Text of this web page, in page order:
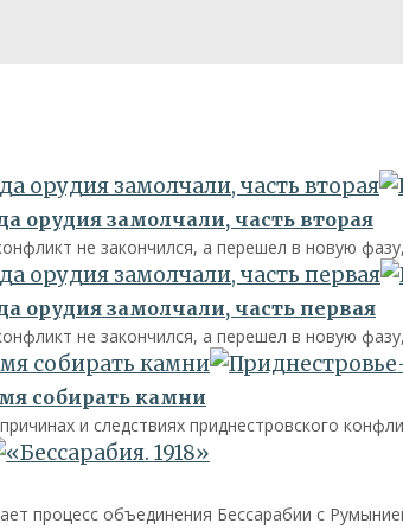
орудия замолчали, часть вторая
орудия замолчали, часть вторая
не закончился, а перешел в новую
орудия замолчали, часть первая
орудия замолчали, часть первая
не закончился, а перешел в новую
собирать камни
собирать камни
и следствиях приднестровского
процесс объединения Бессарабии с